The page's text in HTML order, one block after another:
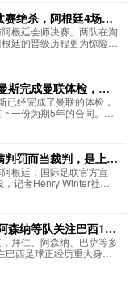
绝杀，阿根廷4场均
根廷会师决赛。两队在淘
廷的晋级历程更为惊险。
萄牙，梅里诺90+1分钟
阿...
斯完成曼联体检，今
经完成了曼联的体检，
一份为期5年的合同。据
欧），触发了蒂莱曼斯
作为比利时...
罚而当裁判，是上届
根廷，国际足联官方宣
记者Henry Winter社媒
役的美国裁判伊斯梅尔·
思出...
森纳等队关注巴西15
拜仁、阿森纳、巴萨等多
西足球正经历重大身份
坛一直是舆论关注的焦
员前往欧洲的年龄日...